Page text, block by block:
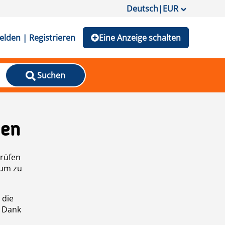
Deutsch|EUR
| Registrieren Eine Anzeige schalten
Suchen
zu
die